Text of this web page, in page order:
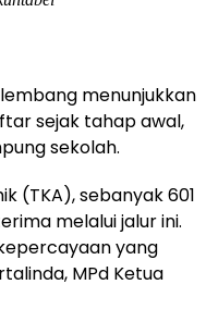
menunjukkan
sejak tahap awal,
sekolah.
(TKA), sebanyak 601
melalui jalur ini.
yang
MPd Ketua